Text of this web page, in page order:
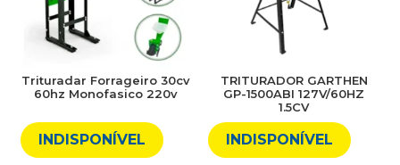
Trituradar Forrageiro 30cv
60hz Monofasico 220v
INDISPONÍVEL
TRITURADOR GARTHEN
GP-1500ABI 127V/60HZ
1.5CV
INDISPONÍVEL